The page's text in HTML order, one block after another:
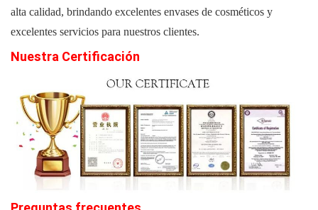
alta calidad, brindando excelentes envases de cosméticos y
excelentes servicios para nuestros clientes.
Nuestra Certificación